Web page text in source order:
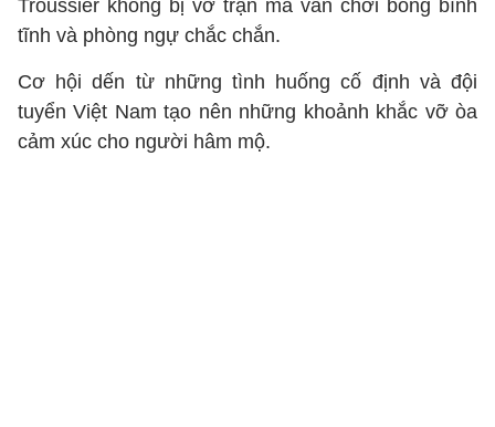
Troussier không bị vỡ trận mà vẫn chơi bóng bình
tĩnh và phòng ngự chắc chắn.
Cơ hội dến từ những tình huống cố định và đội
tuyển Việt Nam tạo nên những khoảnh khắc vỡ òa
cảm xúc cho người hâm mộ.